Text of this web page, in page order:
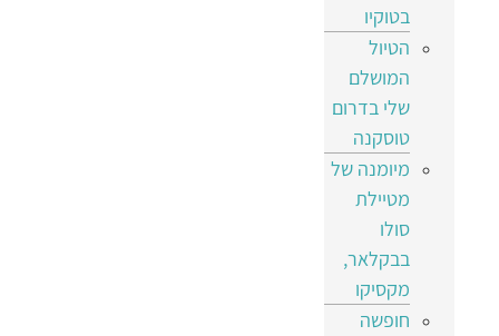
בטוקיו
הטיול
המושלם
שלי בדרום
טוסקנה
מיומנה של
מטיילת
סולו
בבקלאר,
מקסיקו
חופשה